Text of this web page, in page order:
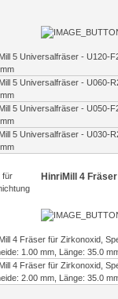
5 Universalfräser - U120-
5 Universalfräser - U060-
5 Universalfräser - U050-
5 Universalfräser - U030-
HinriMill 4
4 Fräser für Zirkonoxid,
1.00 mm, Länge: 35.0
4 Fräser für Zirkonoxid,
2.00 mm, Länge: 35.0